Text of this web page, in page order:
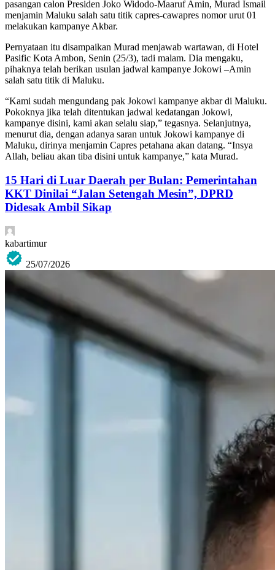
pasangan calon Presiden Joko Widodo-Maaruf Amin, Murad Ismail
menjamin Maluku salah satu titik capres-cawapres nomor urut 01
melakukan kampanye Akbar.
Pernyataan itu disampaikan Murad menjawab wartawan, di Hotel
Pasific Kota Ambon, Senin (25/3), tadi malam. Dia mengaku,
pihaknya telah berikan usulan jadwal kampanye Jokowi –Amin
salah satu titik di Maluku.
“Kami sudah mengundang pak Jokowi kampanye akbar di Maluku.
Pokoknya jika telah ditentukan jadwal kedatangan Jokowi,
kampanye disini, kami akan selalu siap,” tegasnya. Selanjutnya,
menurut dia, dengan adanya saran untuk Jokowi kampanye di
Maluku, dirinya menjamin Capres petahana akan datang. “Insya
Allah, beliau akan tiba disini untuk kampanye,” kata Murad.
15 Hari di Luar Daerah per Bulan: Pemerintahan
KKT Dinilai “Jalan Setengah Mesin”, DPRD
Didesak Ambil Sikap
kabartimur
25/07/2026